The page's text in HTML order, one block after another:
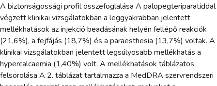
A biztonságossági profil összefoglalása A palopegteriparatiddal
végzett klinikai vizsgálatokban a leggyakrabban jelentett
mellékhatások az injekció beadásának helyén fellépő reakciók
(21,6%), a fejfájás (18,7%) és a paraesthesia (13,7%) voltak. A
klinikai vizsgálatokban jelentett legsúlyosabb mellékhatás a
hypercalcaemia (1,40%) volt. A mellékhatások táblázatos
felsorolása A 2. táblázat tartalmazza a MedDRA szervrendszeri